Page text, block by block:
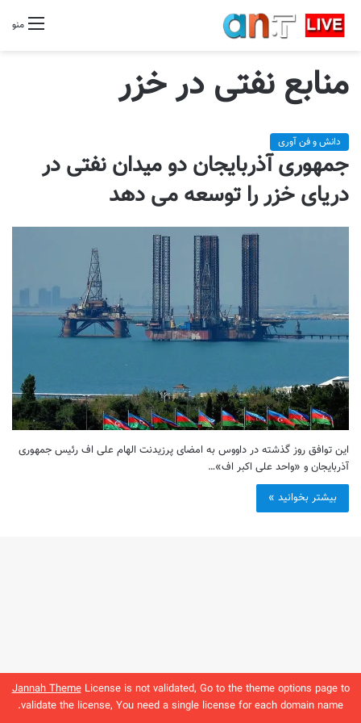
Jannah ThemeLicense is not validated, Go to the theme options page to
validate the license, You need a single license for each domain name.
منو
منابع نفتی در خزر
دانش و فن آوری
جمهوری آذربایجان دو میدان نفتی در
دریای خزر را توسعه می دهد
این توافق روز گذشته در داووس به امضای پرزیدنت الهام علی اف رئیس جمهوری
آذربایجان و «واحد علی اکبر اف»…
بیشتر بخوانید »